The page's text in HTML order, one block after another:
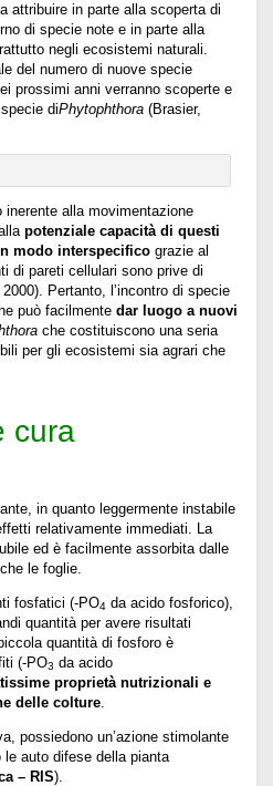
attribuire in parte alla scoperta di
di specie note e in parte alla
negli ecosistemi naturali.
del numero di nuove specie
prossimi anni verranno scoperte e
diPhytophthora (Brasier,
inerente alla movimentazione
potenziale capacità di questi
modo interspecifico grazie al
di pareti cellulari sono prive di
Pertanto, l’incontro di specie
può facilmente dar luogo a nuovi
che costituiscono una seria
per gli ecosistemi sia agrari che
cura
in quanto leggermente instabile
relativamente immediati. La
ed è facilmente assorbita dalle
le foglie.
fosfatici (-PO4 da acido fosforico),
quantità per avere risultati
quantità di fosforo è
(-PO3 da acido
proprietà nutrizionali e
delle colture
possiedono un’azione stimolante
auto difese della pianta
– RIS).